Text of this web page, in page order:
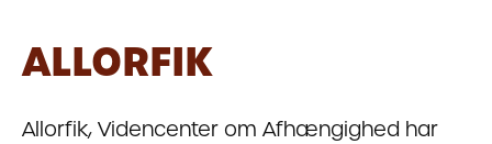
ALLORFIK
Allorfik, Videncenter om Afhængighed har